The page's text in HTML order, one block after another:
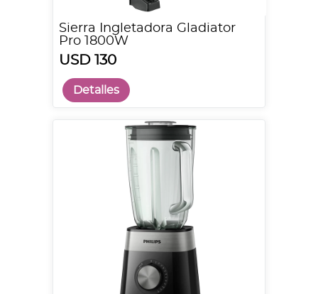
Sierra Ingletadora Gladiator
Pro 1800W
USD 130
Detalles